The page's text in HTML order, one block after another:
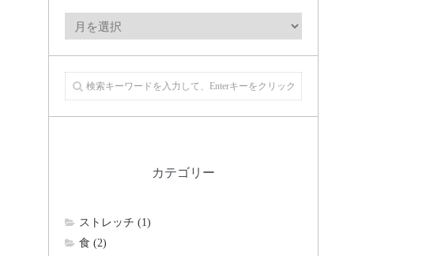
ア
ー
カ
イ
ブ
カテゴリー
ストレッチ (1)
食 (2)